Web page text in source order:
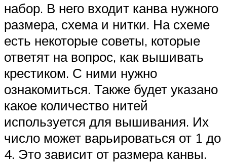
набор. В него входит канва нужного
размера, схема и нитки. На схеме
есть некоторые советы, которые
ответят на вопрос, как вышивать
крестиком. С ними нужно
ознакомиться. Также будет указано
какое количество нитей
используется для вышивания. Их
число может варьироваться от 1 до
4. Это зависит от размера канвы.